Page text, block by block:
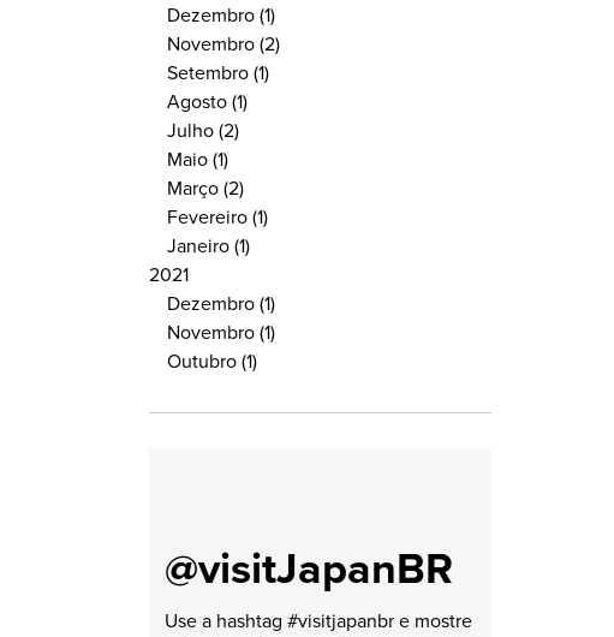
Dezembro (1)
Novembro (2)
Setembro (1)
Agosto (1)
Julho (2)
Maio (1)
Março (2)
Fevereiro (1)
Janeiro (1)
2021
Dezembro (1)
Novembro (1)
Outubro (1)
@visitJapanBR
Use a hashtag #visitjapanbr e mostre